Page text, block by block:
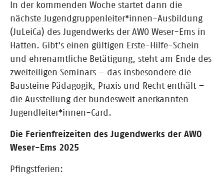
In der kommenden Woche startet dann die
nächste Jugendgruppenleiter*innen-Ausbildung
(JuLeiCa) des Jugendwerks der AWO Weser-Ems in
Hatten. Gibt's einen gültigen Erste-Hilfe-Schein
und ehrenamtliche Betätigung, steht am Ende des
zweiteiligen Seminars – das insbesondere die
Bausteine Pädagogik, Praxis und Recht enthält –
die Ausstellung der bundesweit anerkannten
Jugendleiter*innen-Card.
Die Ferienfreizeiten des Jugendwerks der AWO
Weser-Ems 2025
Pfingstferien: